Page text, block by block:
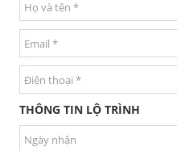
THÔNG TIN LỘ TRÌNH